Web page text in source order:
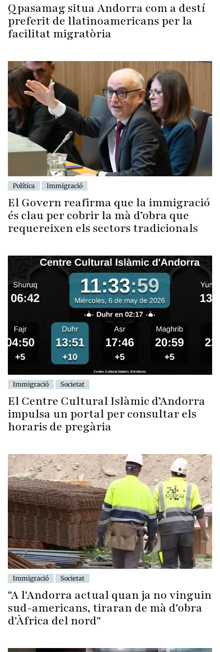
Qpasamag situa Andorra com a destí
preferit de llatinoamericans per la
facilitat migratòria
Política Immigració
El Govern reafirma que la immigració
és clau per cobrir la mà d’obra que
requereixen els sectors tradicionals
Immigració Societat
El Centre Cultural Islàmic d’Andorra
impulsa un portal per consultar els
horaris de pregària
Immigració Societat
"A l'Andorra actual quan ja no vinguin
sud-americans, tiraran de mà d'obra
d'Àfrica del nord"